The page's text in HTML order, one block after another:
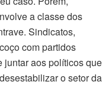
a classe dos
Sindicatos,
com partidos
juntar aos políticos que
o setor da